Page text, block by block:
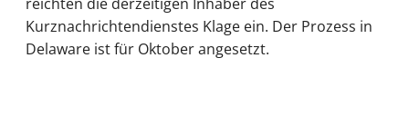
Kurznachrichtendienstes Klage ein. Der Prozess in
Delaware ist für Oktober angesetzt.